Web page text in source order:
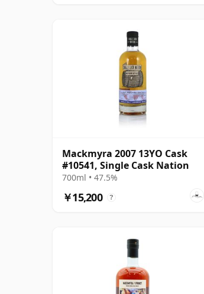
Mackmyra 2007 13YO Cask
#10541, Single Cask Nation
700ml • 47.5%
￥15,200 ?